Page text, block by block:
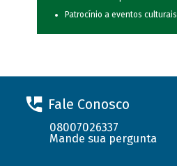
Patrocínio a eventos culturais
Fale Conosco
08007026337
Mande sua pergunta